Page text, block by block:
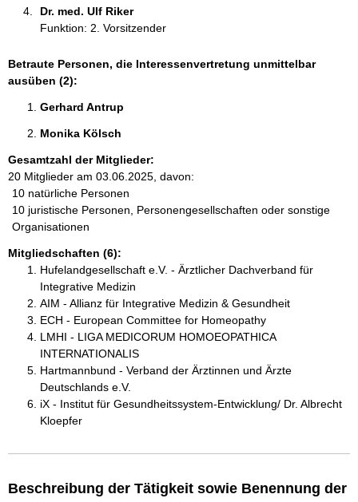
Dr. med. Ulf Riker
Funktion: 2. Vorsitzender
Betraute Personen, die Interessenvertretung unmittelbar
ausüben (2):
Gerhard Antrup
Monika Kölsch
Gesamtzahl der Mitglieder:
20 Mitglieder am 03.06.2025, davon:
10 natürliche Personen
10 juristische Personen, Personengesellschaften oder sonstige
Organisationen
Mitgliedschaften (6):
Hufelandgesellschaft e.V. - Ärztlicher Dachverband für
Integrative Medizin
AIM - Allianz für Integrative Medizin & Gesundheit
ECH - European Committee for Homeopathy
LMHI - LIGA MEDICORUM HOMOEOPATHICA
INTERNATIONALIS
Hartmannbund - Verband der Ärztinnen und Ärzte
Deutschlands e.V.
iX - Institut für Gesundheitssystem-Entwicklung/ Dr. Albrecht
Kloepfer
Beschreibung der Tätigkeit sowie Benennung der